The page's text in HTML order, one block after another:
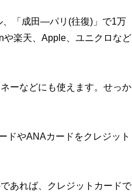
、「成田―パリ(往復)」で1万
や楽天、Apple、ユニクロなど
ーなどにも使えます。せっか
ドやANAカードをクレジット
あれば、クレジットカードで